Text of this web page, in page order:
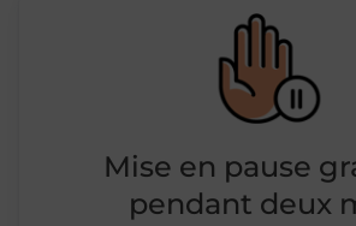
Mise en pause
pendant deux